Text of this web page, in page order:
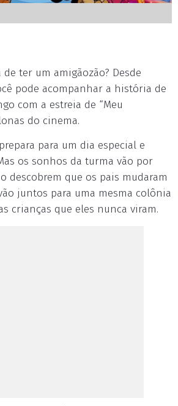
ter um amigãozão? Desde
pode acompanhar a história de
com a estreia de “Meu
do cinema.
para um dia especial e
os sonhos da turma vão por
descobrem que os pais mudaram
juntos para uma mesma colônia
crianças que eles nunca viram.